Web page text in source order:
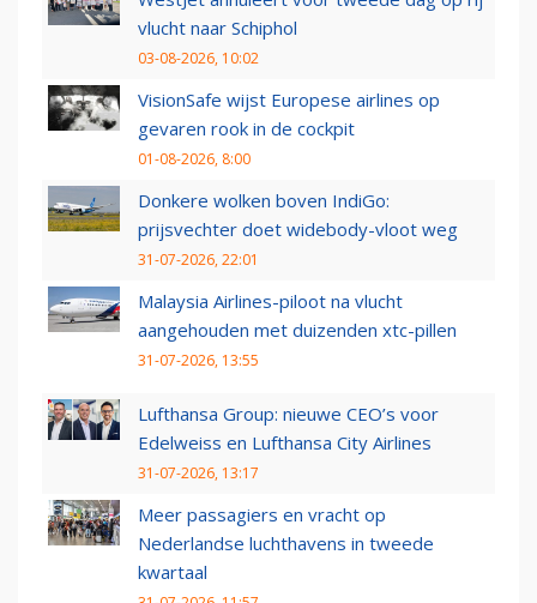
vlucht naar Schiphol
03-08-2026, 10:02
VisionSafe wijst Europese airlines op
gevaren rook in de cockpit
01-08-2026, 8:00
Donkere wolken boven IndiGo:
prijsvechter doet widebody-vloot weg
31-07-2026, 22:01
Malaysia Airlines-piloot na vlucht
aangehouden met duizenden xtc-pillen
31-07-2026, 13:55
Lufthansa Group: nieuwe CEO’s voor
Edelweiss en Lufthansa City Airlines
31-07-2026, 13:17
Meer passagiers en vracht op
Nederlandse luchthavens in tweede
kwartaal